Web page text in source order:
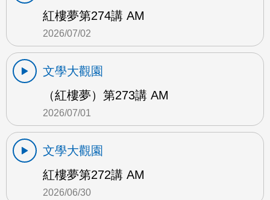
紅樓夢第274講 AM
2026/07/02
文學大觀園
（紅樓夢）第273講 AM
2026/07/01
文學大觀園
紅樓夢第272講 AM
2026/06/30